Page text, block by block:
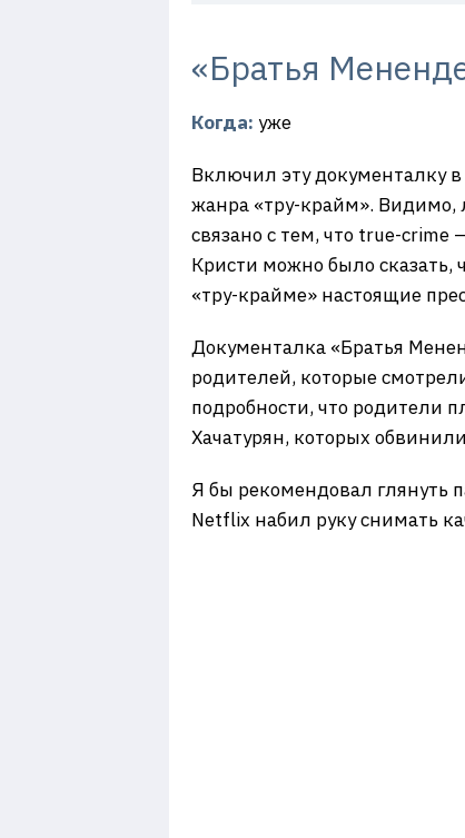
«Братья
Когда: уже
Включил эту документалку
жанра «тру-крайм». Видимо,
связано с тем, что true-
Кристи можно было сказать,
«тру-крайме» настоящие
Документалка «Братья
родителей, которые
подробности, что родители
Хачатурян, которых
Я бы рекомендовал глянуть
Netflix набил руку снимать